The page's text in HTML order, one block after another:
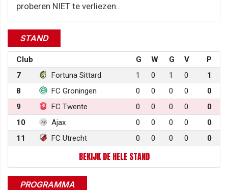
proberen NIET te verliezen..
STAND
Club G W G V
P
7
Fortuna Sittard 1 0 1 0
1
8
FC Groningen 0 0 0 0
0
9
FC Twente 0 0 0 0
0
10
Ajax 0 0 0 0
0
11
FC Utrecht 0 0 0 0 0
BEKIJK DE HELE STAND
PROGRAMMA